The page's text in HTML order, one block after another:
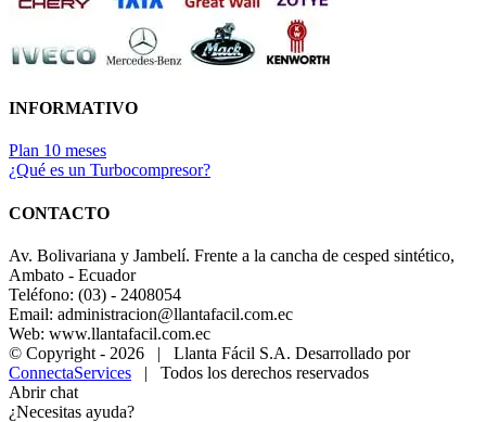
INFORMATIVO
Plan 10 meses
¿Qué es un Turbocompresor?
CONTACTO
Av. Bolivariana y Jambelí. Frente a la cancha de cesped sintético,
Ambato - Ecuador
Teléfono: (03) - 2408054
Email: administracion@llantafacil.com.ec
Web: www.llantafacil.com.ec
© Copyright - 2026 | Llanta Fácil S.A. Desarrollado por
ConnectaServices | Todos los derechos reservados
Abrir chat
¿Necesitas ayuda?